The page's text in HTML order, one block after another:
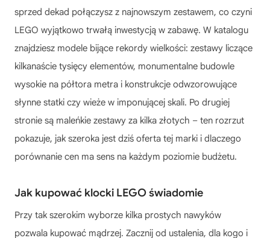
sprzed dekad połączysz z najnowszym zestawem, co czyni
LEGO wyjątkowo trwałą inwestycją w zabawę. W katalogu
znajdziesz modele bijące rekordy wielkości: zestawy liczące
kilkanaście tysięcy elementów, monumentalne budowle
wysokie na półtora metra i konstrukcje odwzorowujące
słynne statki czy wieże w imponującej skali. Po drugiej
stronie są maleńkie zestawy za kilka złotych – ten rozrzut
pokazuje, jak szeroka jest dziś oferta tej marki i dlaczego
porównanie cen ma sens na każdym poziomie budżetu.
Jak kupować klocki LEGO świadomie
Przy tak szerokim wyborze kilka prostych nawyków
pozwala kupować mądrzej. Zacznij od ustalenia, dla kogo i